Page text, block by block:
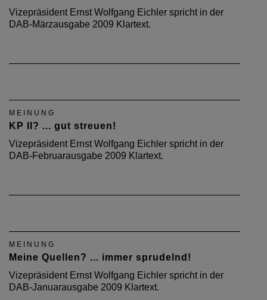
Vizepräsident Ernst Wolfgang Eichler spricht in der
DAB-Märzausgabe 2009 Klartext.
MEINUNG
KP II? ... gut streuen!
Vizepräsident Ernst Wolfgang Eichler spricht in der
DAB-Februarausgabe 2009 Klartext.
MEINUNG
Meine Quellen? ... immer sprudelnd!
Vizepräsident Ernst Wolfgang Eichler spricht in der
DAB-Januarausgabe 2009 Klartext.